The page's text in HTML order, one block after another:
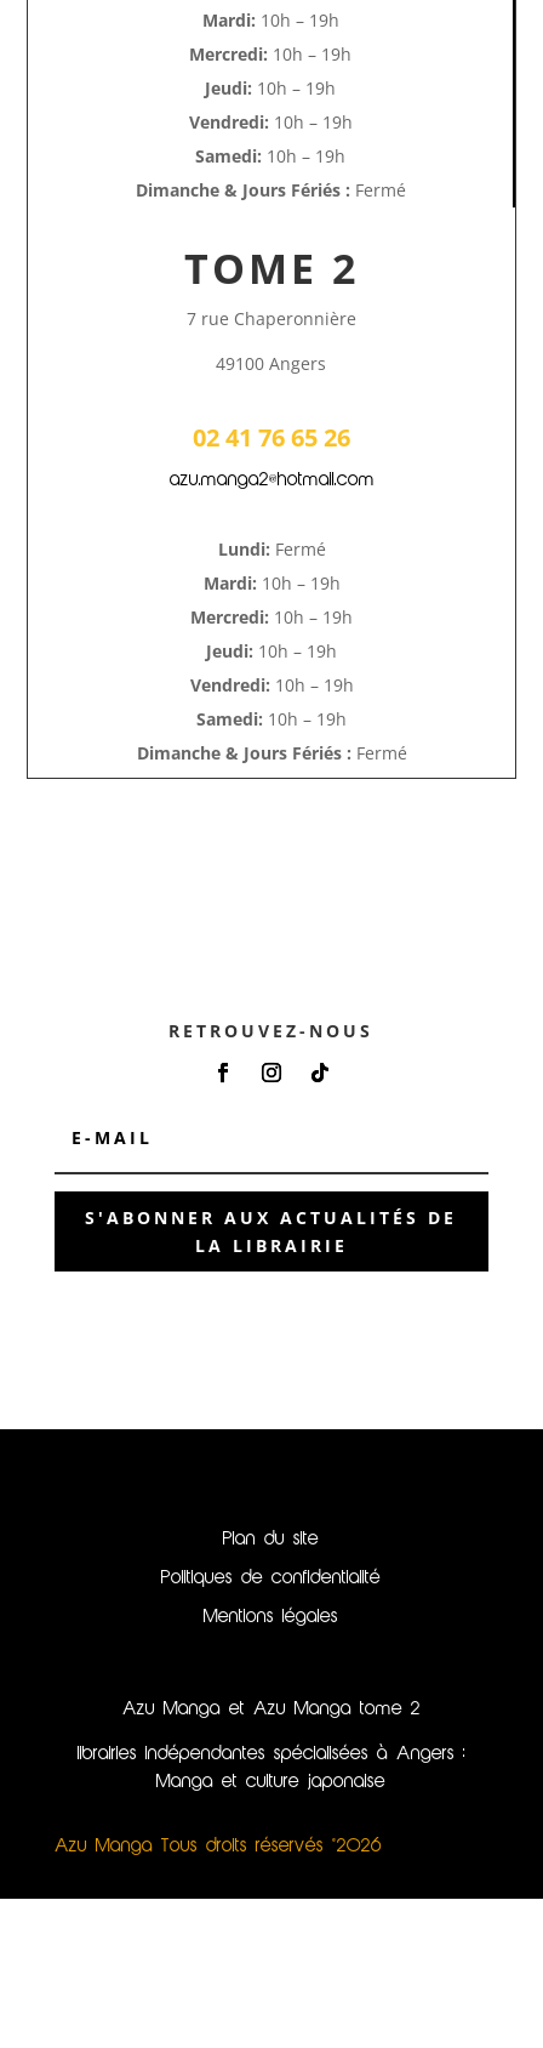
Mardi: 10h – 19h
Mercredi: 10h – 19h
Jeudi: 10h – 19h
Vendredi: 10h – 19h
Samedi: 10h – 19h
Dimanche & Jours Fériés : Fermé
TOME 2
7 rue Chaperonnière
49100 Angers
02 41 76 65 26
azu.manga2@hotmail.com
Lundi: Fermé
Mardi: 10h – 19h
Mercredi: 10h – 19h
Jeudi: 10h – 19h
Vendredi: 10h – 19h
Samedi: 10h – 19h
Dimanche & Jours Fériés : Fermé
RETROUVEZ-NOUS
S'ABONNER AUX ACTUALITÉS DE
LA LIBRAIRIE
Plan du site
Politiques de confidentialité
Mentions légales
Azu Manga et Azu Manga tome 2
librairies indépendantes spécialisées à Angers :
Manga et culture japonaise
Azu Manga Tous droits réservés ©2026